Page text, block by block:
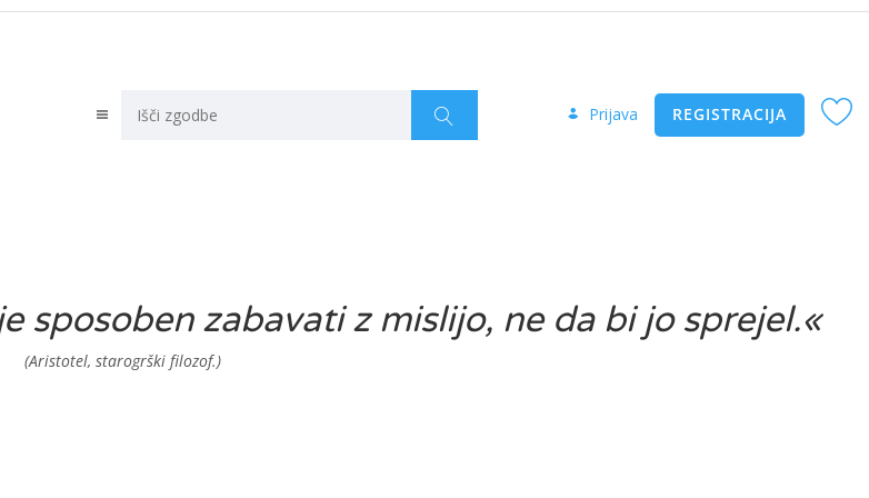
Prijava REGISTRACIJA
sposoben zabavati z mislijo, ne da bi jo sprejel.«
(Aristotel, starogrški filozof.)